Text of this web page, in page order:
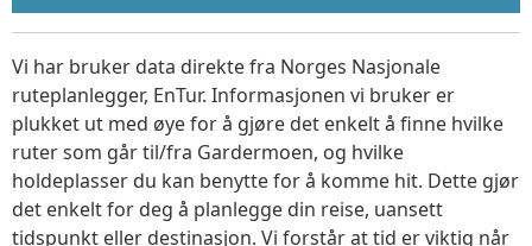
Vi har bruker data direkte fra Norges Nasjonale
ruteplanlegger, EnTur. Informasjonen vi bruker er
plukket ut med øye for å gjøre det enkelt å finne hvilke
ruter som går til/fra Gardermoen, og hvilke
holdeplasser du kan benytte for å komme hit. Dette gjør
det enkelt for deg å planlegge din reise, uansett
tidspunkt eller destinasjon. Vi forstår at tid er viktig når